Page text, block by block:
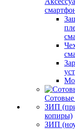
ЗИП
копиры)
ЗИП